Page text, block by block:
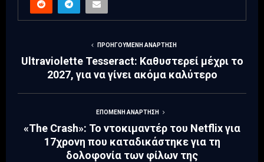
ΠΡΟΗΓΟΎΜΕΝΗ ΑΝΆΡΤΗΣΗ
Ultraviolette Tesseract: Καθυστερεί μέχρι το
2027, για να γίνει ακόμα καλύτερο
ΕΠΌΜΕΝΗ ΑΝΆΡΤΗΣΗ
«The Crash»: Το ντοκιμαντέρ του Netflix για
17χρονη που καταδικάστηκε για τη
δολοφονία των φίλων της